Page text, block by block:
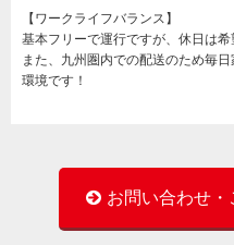
【ワークライフバランス】
基本フリーで運行ですが、休日は希
また、九州圏内での配送のため毎
環境です！
お問い合わせ・